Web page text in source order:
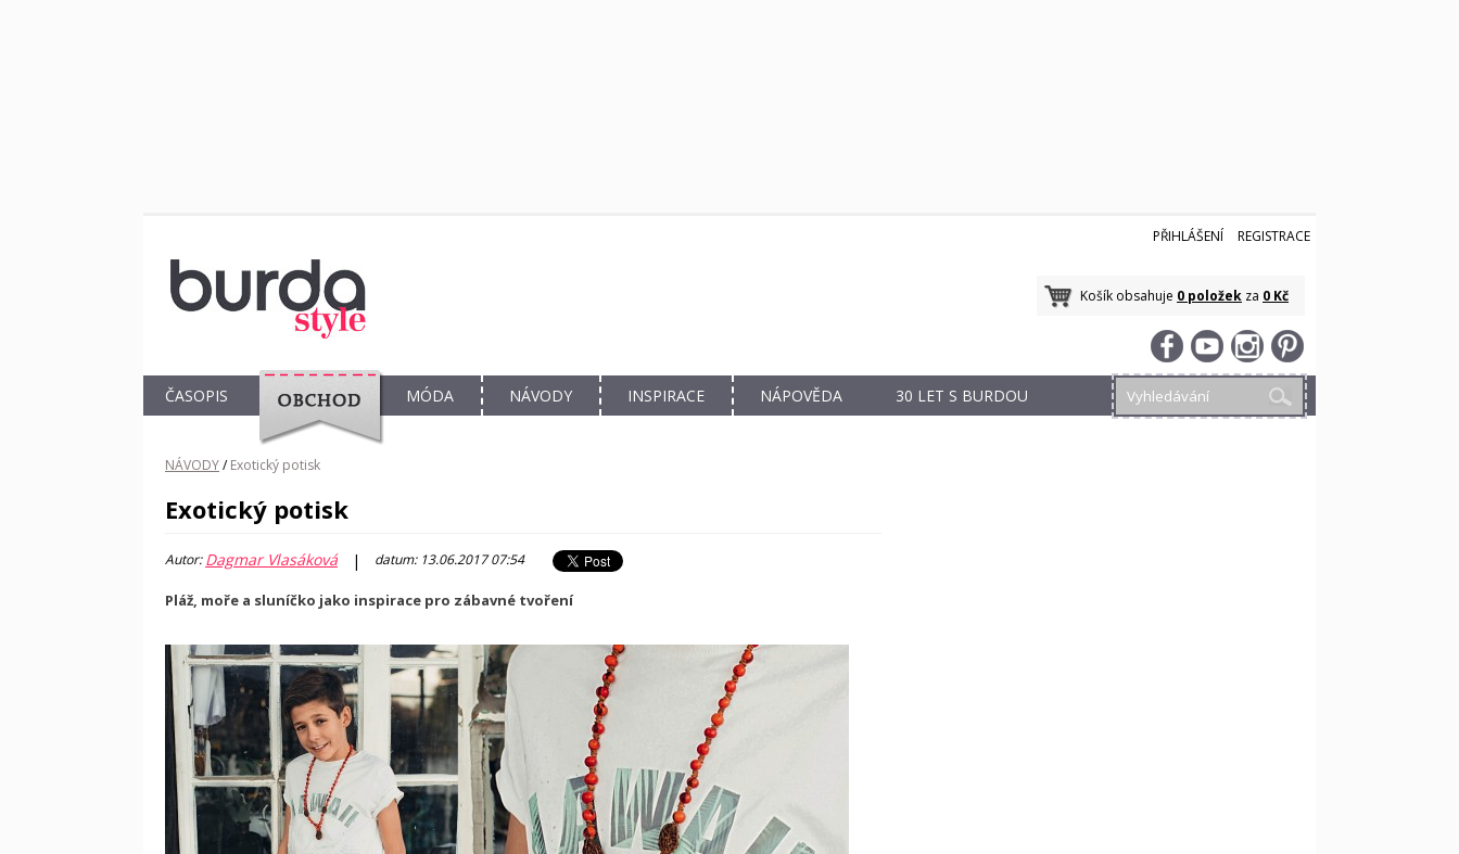
PŘIHLÁŠENÍ REGISTRACE
Košík obsahuje 0 položek za 0 Kč
ČASOPIS
OBCHOD
MÓDA NÁVODY INSPIRACE NÁPOVĚDA 30 LET S BURDOU
NÁVODY/ Exotický potisk
Exotický potisk
Autor:Dagmar Vlasáková | datum: 13.06.2017 07:54
Pláž, moře a sluníčko jako inspirace pro zábavné tvoření